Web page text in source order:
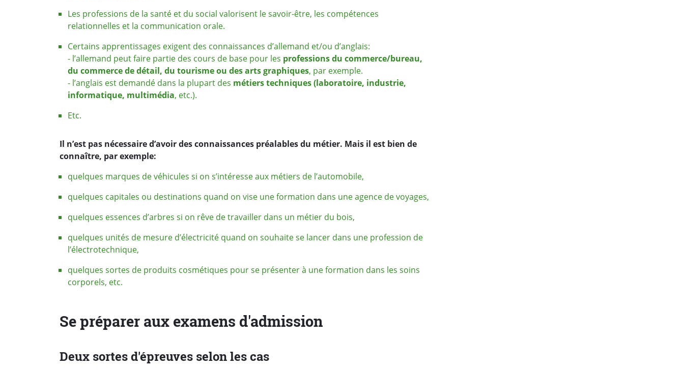
Les professions de la santé et du social valorisent le savoir-être, les compétences
relationnelles et la communication orale.
Certains apprentissages exigent des connaissances d’allemand et/ou d’anglais:
- l’allemand peut faire partie des cours de base pour les professions du commerce/bureau,
du commerce de détail, du tourisme ou des arts graphiques, par exemple.
- l’anglais est demandé dans la plupart des métiers techniques (laboratoire, industrie,
informatique, multimédia, etc.).
Etc.
Il n’est pas nécessaire d’avoir des connaissances préalables du métier. Mais il est bien de
connaître, par exemple:
quelques marques de véhicules si on s’intéresse aux métiers de l’automobile,
quelques capitales ou destinations quand on vise une formation dans une agence de voyages,
quelques essences d’arbres si on rêve de travailler dans un métier du bois,
quelques unités de mesure d’électricité quand on souhaite se lancer dans une profession de
l’électrotechnique,
quelques sortes de produits cosmétiques pour se présenter à une formation dans les soins
corporels, etc.
Se préparer aux examens d'admission
Deux sortes d'épreuves selon les cas